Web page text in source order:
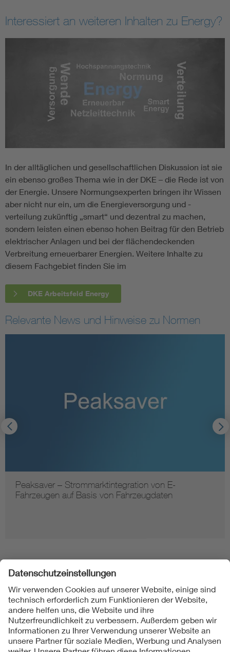
Interessiert an weiteren Inhalten zu Energy?
In der alltäglichen und gesellschaftlichen Diskussion ist sie
ein ebenso großes Thema wie in der DKE – die Rede ist von
der Energie. Unsere Normungsexperten bringen ihr Wissen
aber nicht nur ein, um die Energieversorgung und -
verteilung zukünftig „smart“ und dezentral zu machen,
sondern leisten einen ebenso hohen Beitrag für den Betrieb
elektrischer Anlagen und bei der flächendeckenden
Verbreitung erneuerbarer Energien. Weitere Inhalte zu
diesem Fachgebiet finden Sie im
DKE Arbeitsfeld Energy
Relevante News und Hinweise zu Normen
Peaksaver – Strommarktintegration von E-
Fahrzeugen auf Basis von Fahrzeugdaten
Folgen Sie uns